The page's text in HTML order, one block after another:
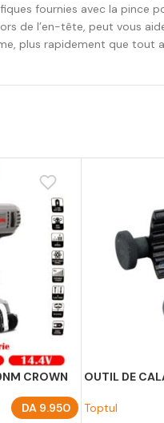
fournies avec la pince
de l’en-tête, peut vous
plus rapidement que tout
CROWN
DA 9.950
OUTIL DE
Toptul